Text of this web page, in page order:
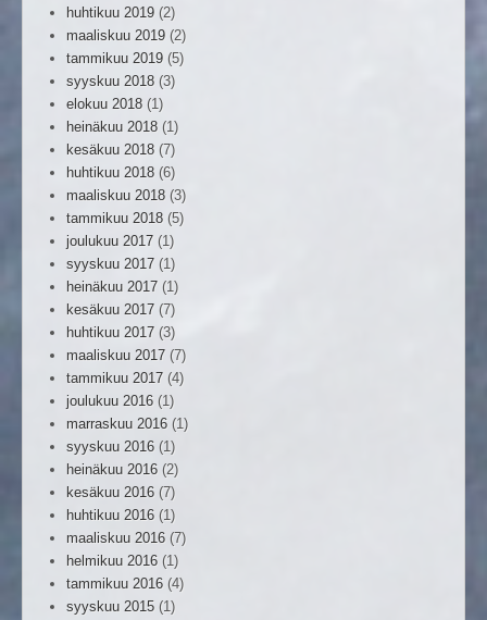
huhtikuu 2019 (2)
maaliskuu 2019 (2)
tammikuu 2019 (5)
syyskuu 2018 (3)
elokuu 2018 (1)
heinäkuu 2018 (1)
kesäkuu 2018 (7)
huhtikuu 2018 (6)
maaliskuu 2018 (3)
tammikuu 2018 (5)
joulukuu 2017 (1)
syyskuu 2017 (1)
heinäkuu 2017 (1)
kesäkuu 2017 (7)
huhtikuu 2017 (3)
maaliskuu 2017 (7)
tammikuu 2017 (4)
joulukuu 2016 (1)
marraskuu 2016 (1)
syyskuu 2016 (1)
heinäkuu 2016 (2)
kesäkuu 2016 (7)
huhtikuu 2016 (1)
maaliskuu 2016 (7)
helmikuu 2016 (1)
tammikuu 2016 (4)
syyskuu 2015 (1)